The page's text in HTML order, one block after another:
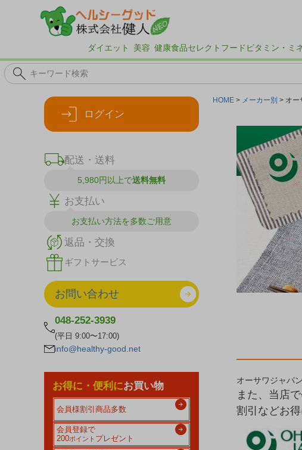
ダイエット 美容 健康食品セレクトフード ビタミン・ミ
ログイン
配送・送料
5,980円以上で送料無料
お支払い
お支払い方法を多数ご用意
返品・交換
ギフトサービス
お問い合わせ
048-252-3939
(平日 9:00〜17:00)
info@healthy-good.net
お得に・便利にお買い物
会員様割引商品多数
会員登録で
200ポイント プレゼント
HOME メーカー別 オー
オーサワジャパ
また、当店
割引などお